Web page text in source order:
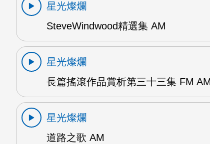
星光燦爛
SteveWindwood精選集 AM
星光燦爛
長篇搖滾作品賞析第三十三集 FM AM
星光燦爛
道路之歌 AM